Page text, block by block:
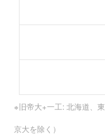
※旧帝大+一工: 北海道、
京大を除く）